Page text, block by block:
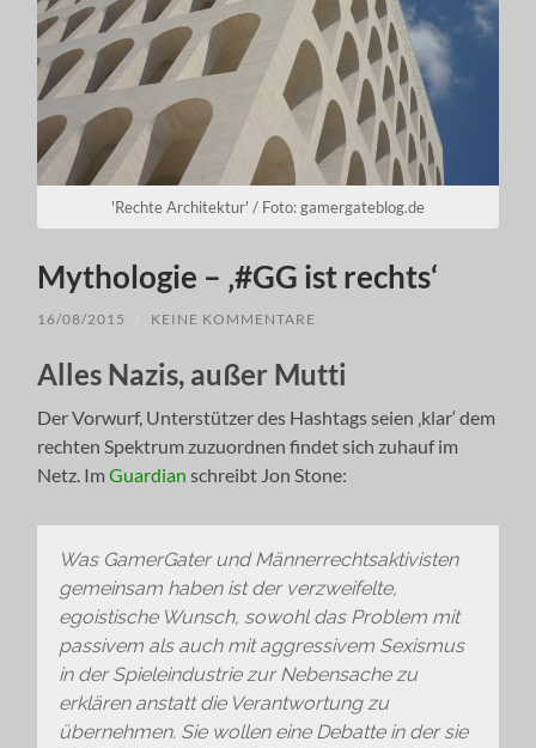
'Rechte Architektur' / Foto: gamergateblog.de
Mythologie – ‚#GG ist rechts‘
16/08/2015 KEINE KOMMENTARE
Alles Nazis, außer Mutti
Der Vorwurf, Unterstützer des Hashtags seien ‚klar‘ dem
rechten Spektrum zuzuordnen findet sich zuhauf im
Netz. ImGuardian schreibt Jon Stone:
Was GamerGater und Männerrechtsaktivisten
gemeinsam haben ist der verzweifelte,
egoistische Wunsch, sowohl das Problem mit
passivem als auch mit aggressivem Sexismus
in der Spieleindustrie zur Nebensache zu
erklären anstatt die Verantwortung zu
übernehmen. Sie wollen eine Debatte in der sie